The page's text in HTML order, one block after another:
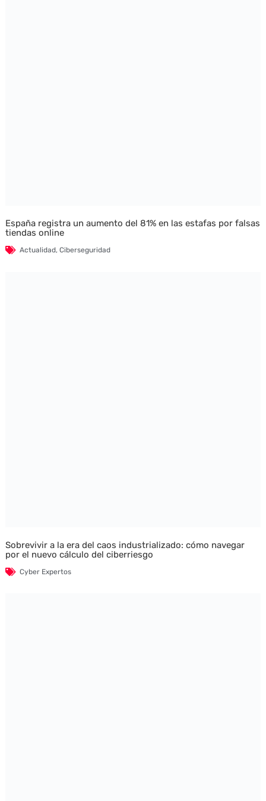
España registra un aumento del 81% en las estafas por falsas
tiendas online
Actualidad, Ciberseguridad
Sobrevivir a la era del caos industrializado: cómo navegar
por el nuevo cálculo del ciberriesgo
Cyber Expertos